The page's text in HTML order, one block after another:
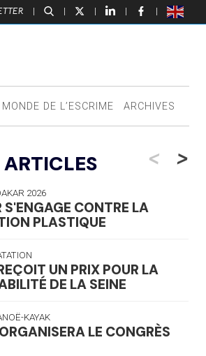
| | | | |
MONDE DE L’ESCRIME ARCHIVES
ARTICLES <
2026
S'ENGAGE CONTRE LA
PLASTIQUE
UN PRIX POUR LA
DE LA SEINE
KAYAK
LE CONGRÈS
>